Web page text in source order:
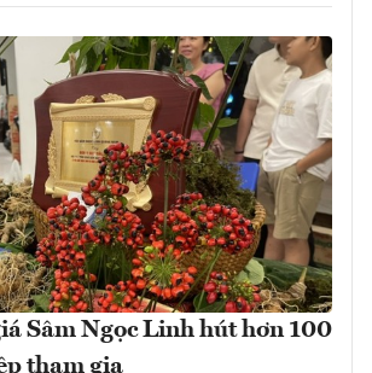
Sâm Ngọc Linh hút hơn 100
tham gia